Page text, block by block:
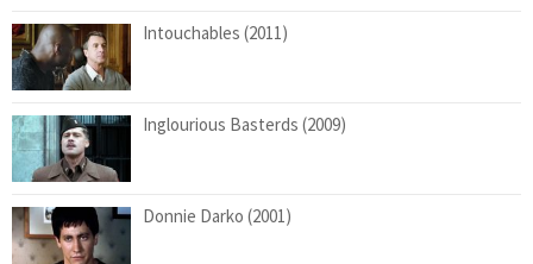
Intouchables (2011)
Inglourious Basterds (2009)
Donnie Darko (2001)